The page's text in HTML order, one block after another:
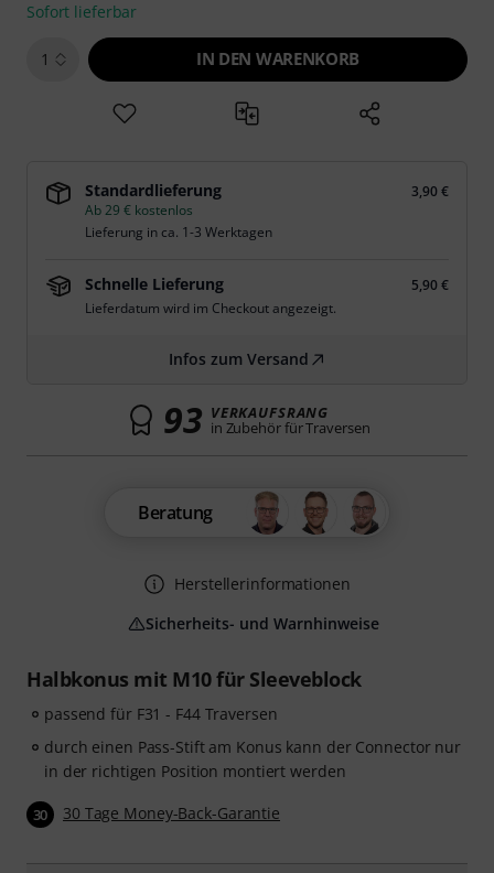
Halbkonus mit M10 für Sleeveblock
passend für F31 - F44 Traversen
durch einen Pass-Stift am Konus kann der Connector nur
in der richtigen Position montiert werden
30 30 Tage Money-Back-Garantie
Sofort lieferbar
1 IN DEN WARENKORB
Standardlieferung
3,90 €
Ab 29 € kostenlos
Lieferung in ca. 1-3 Werktagen
Schnelle Lieferung
5,90 €
Lieferdatum wird im Checkout angezeigt.
Infos zum Versand
93 VERKAUFSRANG
in Zubehör für Traversen
Beratung
Herstellerinformationen
Sicherheits- und Warnhinweise